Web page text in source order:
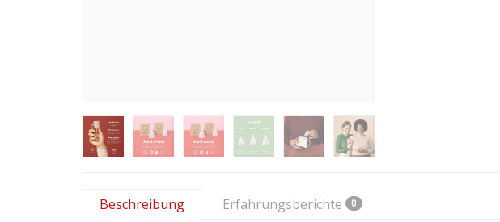
Beschreibung Erfahrungsberichte 0